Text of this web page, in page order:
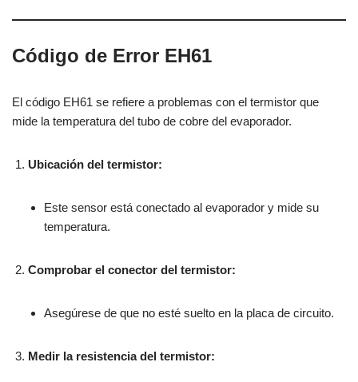
Código de Error EH61
El código EH61 se refiere a problemas con el termistor que
mide la temperatura del tubo de cobre del evaporador.
Ubicación del termistor:
Este sensor está conectado al evaporador y mide su
temperatura.
Comprobar el conector del termistor:
Asegúrese de que no esté suelto en la placa de circuito.
Medir la resistencia del termistor: